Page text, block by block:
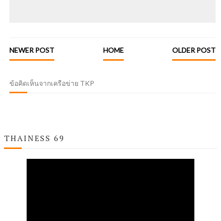
NEWER POST OLDER POST
HOME
ข้อคิดเห็นจากเครือข่าย TKP
THAINESS 69